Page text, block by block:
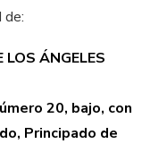
de:
LOS ÁNGELES
20, bajo, con
Principado de